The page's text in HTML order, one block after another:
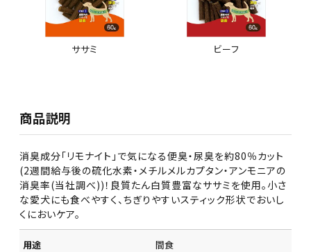
ササミ ビーフ
商品説明
消臭成分「リモナイト」で気になる便臭・尿臭を約80％カット
(2週間給与後の硫化水素・メチルメルカプタン・アンモニアの
消臭率(当社調べ))！良質たん白質豊富なササミを使用。小さ
な愛犬にも食べやすく、ちぎりやすいスティック形状でおいし
くにおいケア。
用途 間食